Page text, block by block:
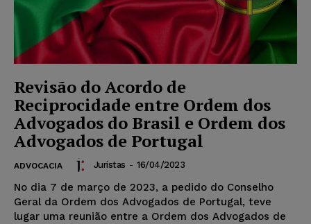
Revisão do Acordo de
Reciprocidade entre Ordem dos
Advogados do Brasil e Ordem dos
Advogados de Portugal
ADVOCACIA Juristas - 16/04/2023
No dia 7 de março de 2023, a pedido do Conselho
Geral da Ordem dos Advogados de Portugal, teve
lugar uma reunião entre a Ordem dos Advogados de